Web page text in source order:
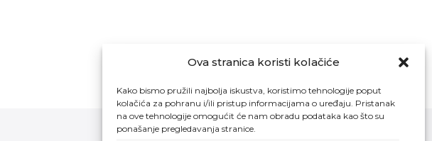
Ova stranica koristi kolačiće
Kako bismo pružili najbolja iskustva, koristimo tehnologije poput
kolačića za pohranu i/ili pristup informacijama o uređaju. Pristanak
na ove tehnologije omogućit će nam obradu podataka kao što su
ponašanje pregledavanja stranice.